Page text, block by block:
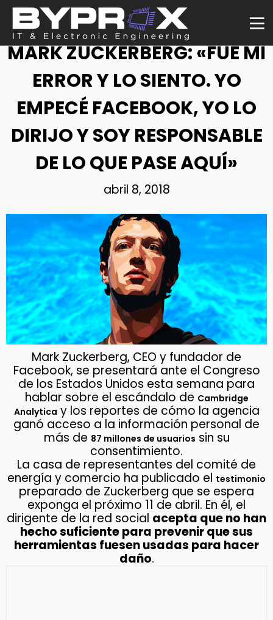
NOTICIA
MARK ZUCKERBERG: «FUE MI
ERROR Y LO SIENTO. YO
EMPECÉ FACEBOOK, YO LO
DIRIJO Y SOY RESPONSABLE
DE LO QUE PASE AQUÍ»
abril 8, 2018
Mark Zuckerberg, CEO y fundador de
Facebook, se presentará ante el Congreso
de los Estados Unidos esta semana para
hablar sobre el escándalo de Cambridge
Analytica y los reportes de cómo la agencia
ganó acceso a la información personal de
más de 87 millones de usuarios sin su
consentimiento.
La casa de representantes del comité de
energía y comercio ha publicado el testimonio
preparado de Zuckerberg que se espera
exponga el próximo 11 de abril. En él, el
dirigente de la red social acepta que no han
hecho suficiente para prevenir que sus
herramientas fuesen usadas para hacer
daño.